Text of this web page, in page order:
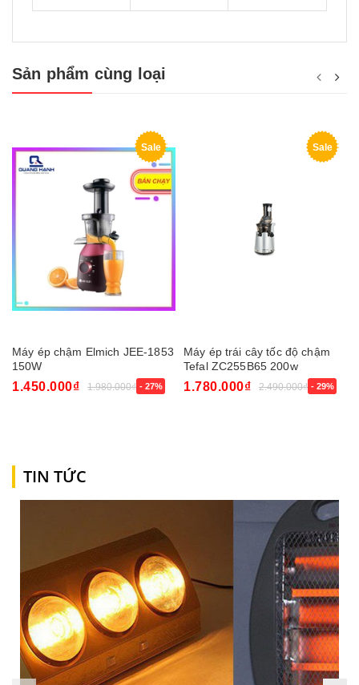
Sản phẩm cùng loại
Sale
Máy ép chậm Elmich JEE-1853
150W
1.450.000₫ 1.980.000₫ - 27%
Sale
Máy ép trái cây tốc độ chậm
Tefal ZC255B65 200w
1.780.000₫ 2.490.000₫ - 29%
TIN TỨC